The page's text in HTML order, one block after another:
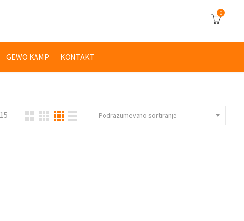
0
GEWO KAMP KONTAKT
15 Podrazumevano sortiranje